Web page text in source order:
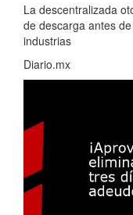
La descentralizada
de descarga antes
industrias
Diario.mx